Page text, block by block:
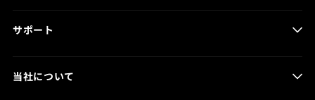
HOVERAir X1 PRO & PROMAX
HOVERCare
プログ記事
サポート
バッテリーケア
当社について